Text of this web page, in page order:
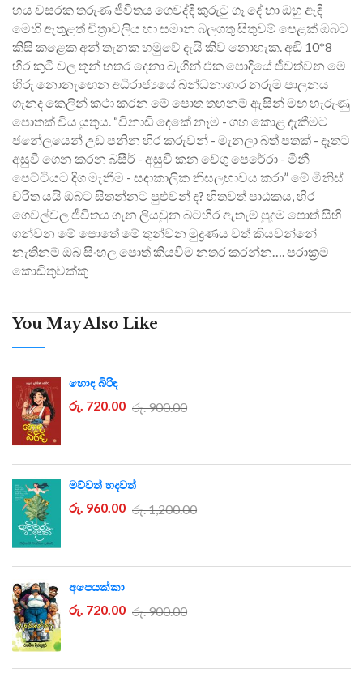
හය වසරක තරුණ ජීවිතය ගෙවද්දි කුරුටු ගෑ දේ හා ඔහු ඇඳි
මෙහි ඇතුළත් චිත්‍රාවලිය හා සමාන බලගතු සිතුවම් පෙළක් ඔබට
කිසි කළෙක අන් තැනක හමුවේ දැයි කිව නොහැක. අඩි 10*8
හිර කුටි වල තුන් හතර දෙනා බැගින් එක පොදියේ ජීවත්වන මේ
හිරු නොනැඟෙන අධිරාජ්‍යයේ බන්ධනාගාර නරුම පාලනය
ගැනද කෙලින් කථා කරන මේ පොත තහනම් ඇසින් මඟ හැරුණු
පොතක් විය යුතුය. “විනාඩි දෙකේ නෑම - ගහ කොළ දැකීමට
ජනේලයෙන් උඩ පනින හිර කරුවන් - මැනලා බත් පතක් - දෑතට
අසුවී ගෙන කරන බසීර් - අසුචි කන චේගු පෙරේරා - මිනී
පෙට්ටියට දිග මැනීම - සදාකාලික නිසලභාවය කරා” මේ මිනිස්
චරිත යයි ඔබට සිතන්නට පුළුවන් ද? හිතවත් පාඨකය, හිර
ගෙවල්වල ජීවිතය ගැන ලියවුන බටහිර ඇතැම් පුදුම පොත් සිහි
ගන්වන මේ පොතේ මේ තුන්වන මුද්‍රණය වත් කියවන්නේ
නැතිනම් ඔබ සිංහල පොත් කියවීම නතර කරන්න…. පරාක්‍රම
කොඩිතුවක්කු
You May Also Like
හොඳ බිරිඳ
රු. 720.00 රු. 900.00
මව්වත් හදවත්
රු. 960.00 රු. 1,200.00
අපෙයක්කා
රු. 720.00 රු. 900.00